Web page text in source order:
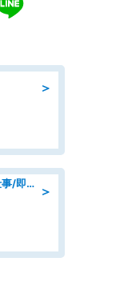
＞
＞
8月開始/商社でのルート営業のお仕事/即日勤務可/車通勤可/営業